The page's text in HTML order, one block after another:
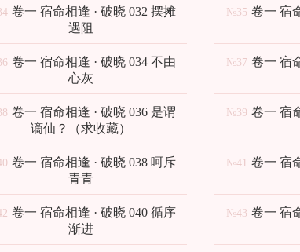
卷一 宿命相逢 · 破晓 032 摆摊
遇阻
№35 卷一 宿
卷一 宿命相逢 · 破晓 034 不由
心灰
№37 卷一 宿
卷一 宿命相逢 · 破晓 036 是谓
谪仙？（求收藏）
№39 卷一 宿
卷一 宿命相逢 · 破晓 038 呵斥
青青
№41 卷一 宿
卷一 宿命相逢 · 破晓 040 循序
渐进
№43 卷一 宿